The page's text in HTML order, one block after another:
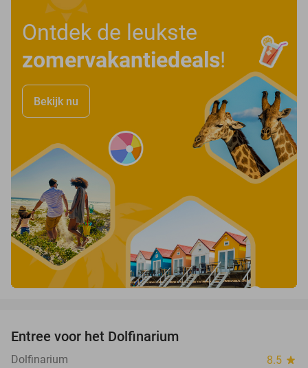
Ontdek de leukste
zomervakantiedeals!
Bekijk nu
Entree voor het Dolfinarium
Dolfinarium 8.5 star